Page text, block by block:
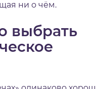
ни о чём.
выбрать